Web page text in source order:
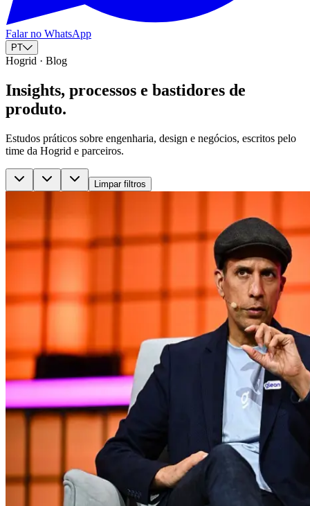
Falar no WhatsApp
PT
Hogrid · Blog
Insights, processos e bastidores de
produto.
Estudos práticos sobre engenharia, design e negócios, escritos pelo
time da Hogrid e parceiros.
Limpar filtros